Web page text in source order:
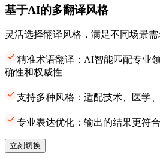
基于AI的多翻译风格
灵活选择翻译风格，满足不同场景需
精准术语翻译：AI智能匹配专业
确性和权威性
支持多种风格：适配技术、医学
专业表达优化：输出的结果更符
立刻切换